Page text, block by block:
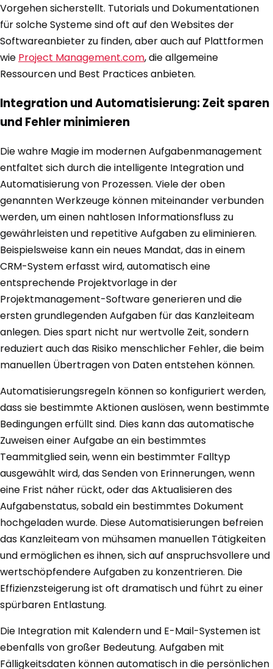
Vorgehen sicherstellt. Tutorials und Dokumentationen
für solche Systeme sind oft auf den Websites der
Softwareanbieter zu finden, aber auch auf Plattformen
wie Project Management.com, die allgemeine
Ressourcen und Best Practices anbieten.
Integration und Automatisierung: Zeit sparen
und Fehler minimieren
Die wahre Magie im modernen Aufgabenmanagement
entfaltet sich durch die intelligente Integration und
Automatisierung von Prozessen. Viele der oben
genannten Werkzeuge können miteinander verbunden
werden, um einen nahtlosen Informationsfluss zu
gewährleisten und repetitive Aufgaben zu eliminieren.
Beispielsweise kann ein neues Mandat, das in einem
CRM-System erfasst wird, automatisch eine
entsprechende Projektvorlage in der
Projektmanagement-Software generieren und die
ersten grundlegenden Aufgaben für das Kanzleiteam
anlegen. Dies spart nicht nur wertvolle Zeit, sondern
reduziert auch das Risiko menschlicher Fehler, die beim
manuellen Übertragen von Daten entstehen können.
Automatisierungsregeln können so konfiguriert werden,
dass sie bestimmte Aktionen auslösen, wenn bestimmte
Bedingungen erfüllt sind. Dies kann das automatische
Zuweisen einer Aufgabe an ein bestimmtes
Teammitglied sein, wenn ein bestimmter Falltyp
ausgewählt wird, das Senden von Erinnerungen, wenn
eine Frist näher rückt, oder das Aktualisieren des
Aufgabenstatus, sobald ein bestimmtes Dokument
hochgeladen wurde. Diese Automatisierungen befreien
das Kanzleiteam von mühsamen manuellen Tätigkeiten
und ermöglichen es ihnen, sich auf anspruchsvollere und
wertschöpfendere Aufgaben zu konzentrieren. Die
Effizienzsteigerung ist oft dramatisch und führt zu einer
spürbaren Entlastung.
Die Integration mit Kalendern und E-Mail-Systemen ist
ebenfalls von großer Bedeutung. Aufgaben mit
Fälligkeitsdaten können automatisch in die persönlichen